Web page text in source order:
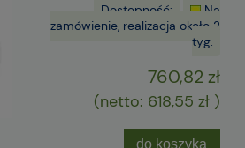
Dostępność:
Na
zamówienie, realizacja około 2
tyg.
760,82 zł
(netto: 618,55 zł )
do koszyka